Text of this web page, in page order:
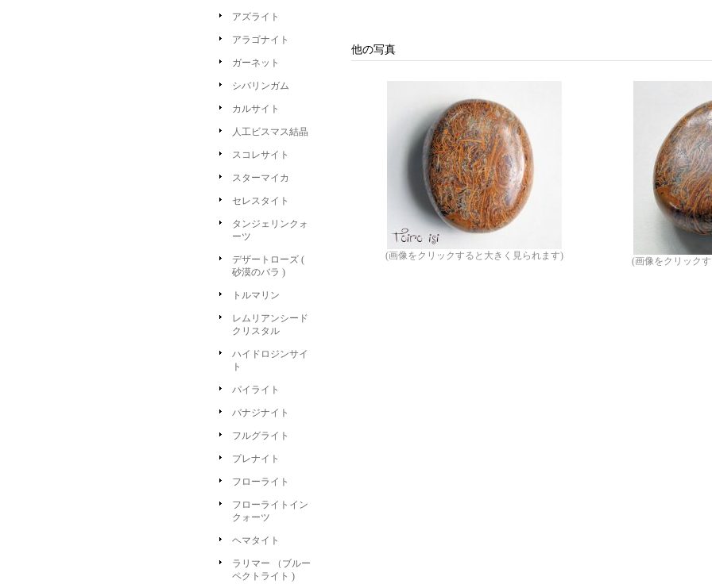
アズライト
アラゴナイト
ガーネット
シバリンガム
カルサイト
人工ビスマス結晶
スコレサイト
スターマイカ
セレスタイト
タンジェリンクォ
ーツ
デザートローズ (
砂漠のバラ )
トルマリン
レムリアンシード
クリスタル
ハイドロジンサイ
ト
パイライト
バナジナイト
フルグライト
プレナイト
フローライト
フローライトイン
クォーツ
ヘマタイト
ラリマー （ブルー
ペクトライト )
他の写真
(画像をクリックすると大きく見られます) (画像をクリック